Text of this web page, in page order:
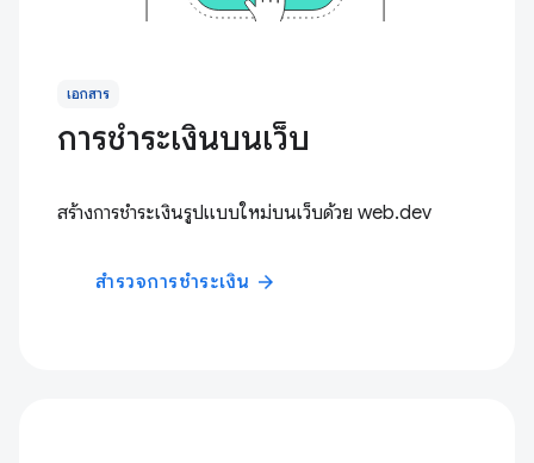
เอกสาร
การชำระเงินบนเว็บ
สร้างการชำระเงินรูปแบบใหม่บนเว็บด้วย web.dev
สำรวจการชำระเงิน arrow_forward